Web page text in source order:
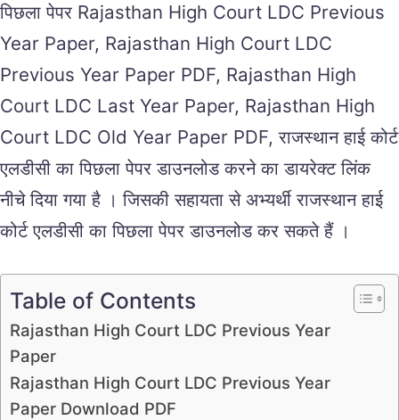
पिछला पेपर Rajasthan High Court LDC Previous
Year Paper, Rajasthan High Court LDC
Previous Year Paper PDF, Rajasthan High
Court LDC Last Year Paper, Rajasthan High
Court LDC Old Year Paper PDF, राजस्थान हाई कोर्ट
एलडीसी का पिछला पेपर डाउनलोड करने का डायरेक्ट लिंक
नीचे दिया गया है । जिसकी सहायता से अभ्यर्थी राजस्थान हाई
कोर्ट एलडीसी का पिछला पेपर डाउनलोड कर सकते हैं ।
Table of Contents
Rajasthan High Court LDC Previous Year
Paper
Rajasthan High Court LDC Previous Year
Paper Download PDF